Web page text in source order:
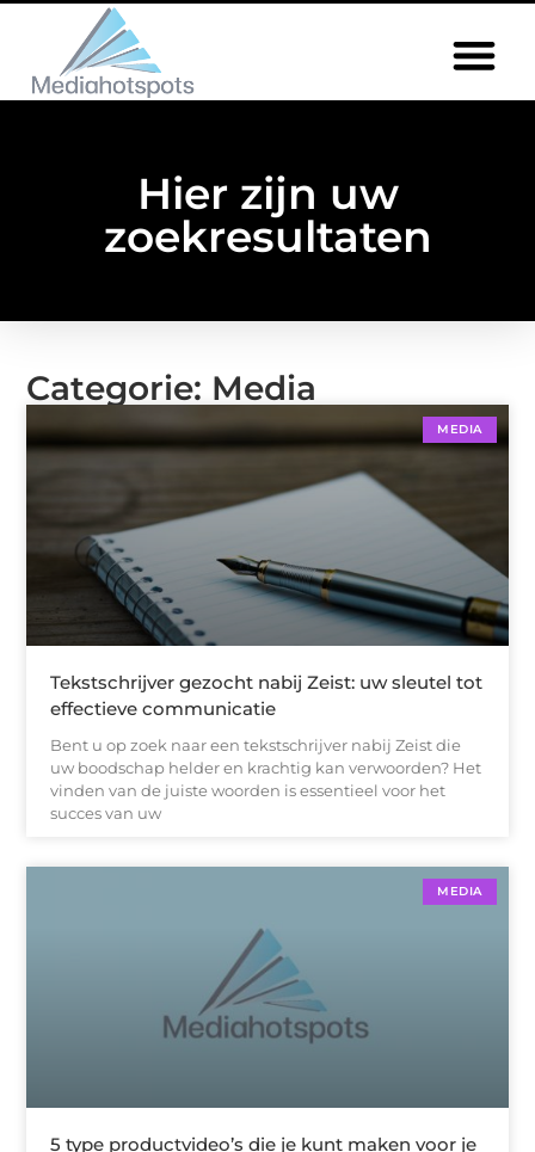
Hier zijn uw
zoekresultaten
Categorie: Media
MEDIA
Tekstschrijver gezocht nabij Zeist: uw sleutel tot
effectieve communicatie
Bent u op zoek naar een tekstschrijver nabij Zeist die
uw boodschap helder en krachtig kan verwoorden? Het
vinden van de juiste woorden is essentieel voor het
succes van uw
MEDIA
5 type productvideo’s die je kunt maken voor je